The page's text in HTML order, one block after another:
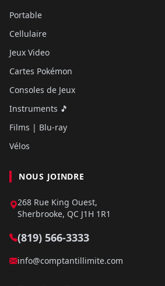
Portable
Cellulaire
Jeux Video
Cartes Pokémon
Consoles de Jeux
Instruments 🎵
Films | Blu-ray
Vélos
NOUS JOINDRE
268 Rue King Ouest,
Sherbrooke, QC J1H 1R1
(819) 566-3333
info@comptantillimite.com